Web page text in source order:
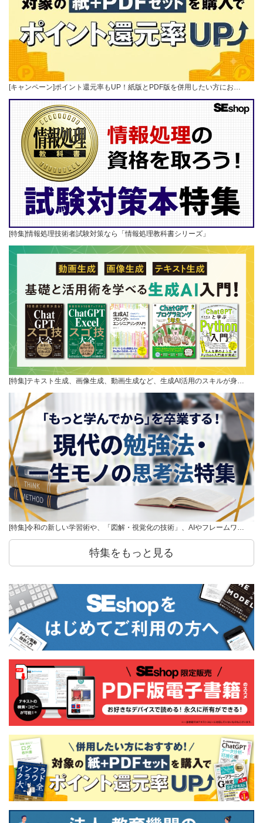
[キャンペーン]ポイント還元率もUP！紙版とPDF版を併用したい方にお…
[特集]情報処理技術者試験対策なら「情報処理教科書シリーズ」
[特集]テキスト生成、画像生成、動画生成など、生成AI活用のスキルが身…
[特集]令和の新しい学習術や、「図解・視覚化の技術」、AIやフレームワ…
特集をもっと見る